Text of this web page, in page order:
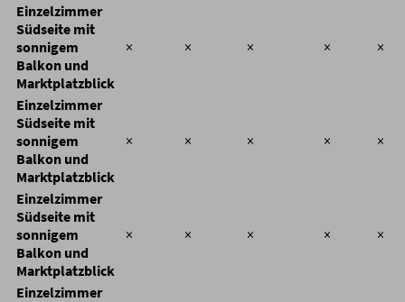
Einzelzimmer
Südseite mit
sonnigem
Balkon und
Marktplatzblick
× × × × ×
Einzelzimmer
Südseite mit
sonnigem
Balkon und
Marktplatzblick
× × × × ×
Einzelzimmer
Südseite mit
sonnigem
Balkon und
Marktplatzblick
× × × × ×
Einzelzimmer